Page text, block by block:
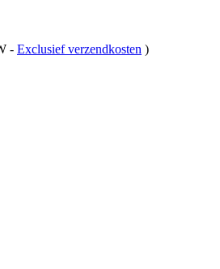
- Exclusief verzendkosten )